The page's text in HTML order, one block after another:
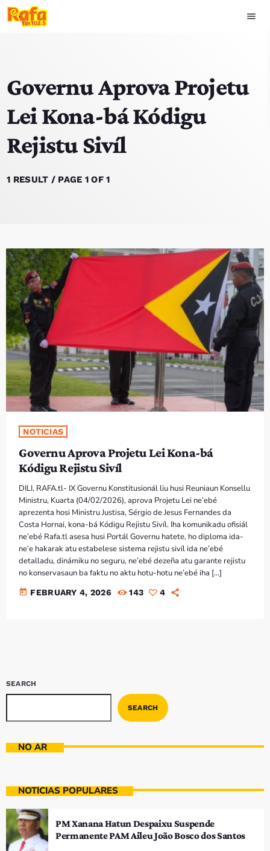
menu
play_arrow
HOME
NOTISIA
PODCAST SIRA
PROGRAMA SIRA
VÍDEO SIRA
EVENTU SIRA
KONTAKTU SIRA
TÉTUM keyboard_arrow_down
TÉTUM
PORTUGUÊS
PRÓXIMOS PROGRAMAS
Bom dia RAFA
7:00 AM - 9:00 AM
Bom dia RAFA
7:00 AM - 10:00 AM
Governu Aprova Projetu
Lei Kona-bá Kódigu
Rejistu Sivíl
1 RESULT / PAGE 1 OF 1
NOTICIAS
Governu Aprova Projetu Lei Kona-bá
Kódigu Rejistu Sivíl
DILI, RAFA.tl- IX Governu Konstitusionál liu husi Reuniaun Konsellu
Ministru, Kuarta (04/02/2026), aprova Projetu Lei ne’ebé
aprezenta hosi Ministru Justisa, Sérgio de Jesus Fernandes da
Costa Hornai, kona-bá Kódigu Rejistu Sivíl. Iha komunikadu ofisiál
ne’ebé Rafa.tl asesa husi Portál Governu hatete, ho diploma ida-
ne’e hakarak atu estabelese sistema rejistu sivíl ida ne’ebé
detalladu, dinámiku no seguru, ne’ebé dezeña atu garante rejistu
no konservasaun ba faktu no aktu hotu-hotu ne’ebé iha […]
today FEBRUARY 4, 2026 143 4
SEARCH
SEARCH
NO AR
NOTÍCIAS POPULARES
PM Xanana Hatun Despaixu Suspende
Permanente PAM Aileu João Bosco dos Santos